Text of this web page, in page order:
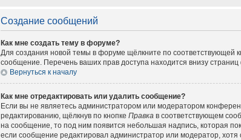
Создание сообщений
Как мне создать тему в форуме?
Для создания новой темы в форуме щёлкните по соответствующей
сообщение. Перечень ваших прав доступа находится внизу
Вернуться к началу
Как мне отредактировать или удалить сообщение?
Если вы не являетесь администратором или модератором
редактированию, щёлкнув по кнопке Правка в соответствующем
на сообщение, то под ним появится небольшая надпись, которая
если сообщение редактировал администратор или модератор,